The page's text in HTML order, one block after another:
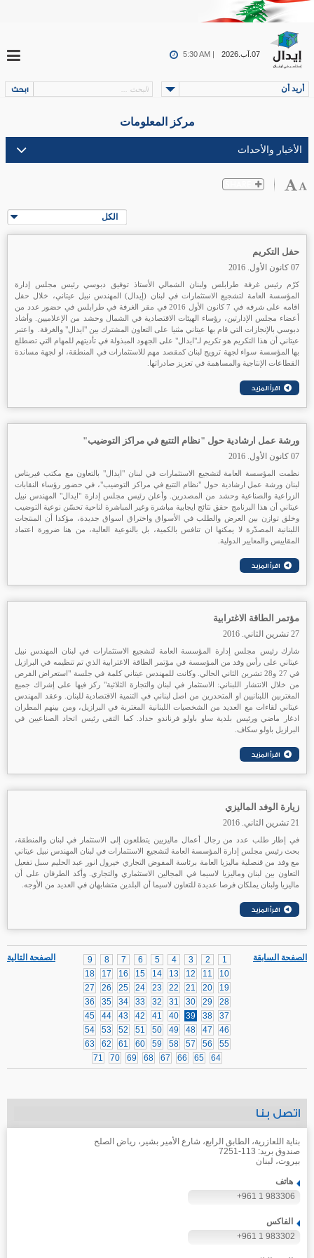
07.آب.2026 5:30 AM |
أريد أن
مركز المعلومات
الكل
حفل التكريم
07 كانون الأول. 2016
كرّم رئيس غرفة طرابلس ولبنان الشمالي الأستاذ توفيق دبوسي رئيس مجلس إدارة
المؤسسة العامة لتشجيع الاستثمارات في لبنان (إيدال) المهندس نبيل عيتاني، خلال حفل
اقامه على شرفه في 7 كانون الأول 2016 في مقر الغرفة في طرابلس في حضور عدد من
أعضاء مجلس الإدارتين، رؤساء الهيئات الاقتصادية في الشمال وحشد من الإعلاميين. وأشاد
دبوسي بالإنجازات التي قام بها عيتاني مثنيا على التعاون المشترك بين "ايدال" والغرفة. واعتبر
عيتاني أن هذا التكريم هو تكريم لـ"ايدال" على الجهود المبذولة في تأديتهم للمهام التي تضطلع
بها المؤسسة سواء لجهة ترويج لبنان كمقصد مهم للاستثمارات في المنطقة، او لجهة مساندة
القطاعات الإنتاجية والمساهمة في تعزيز صادراتها.
ورشة عمل ارشادية حول "نظام التتبع في مراكز التوضيب"
07 كانون الأول. 2016
نظمت المؤسسة العامة لتشجيع الاستثمارات في لبنان "ايدال" بالتعاون مع مكتب فيريتاس
لبنان ورشة عمل ارشادية حول "نظام التتبع في مراكز التوضيب"، في حضور رؤساء النقابات
الزراعية والصناعية وحشد من المصدرين. وأعلن رئيس مجلس إدارة "ايدال" المهندس نبيل
عيتاني أن هذا البرنامج حقق نتائج ايجابية مباشرة وغير المباشرة لناحية تحسّن نوعية التوضيب
وخلق توازن بين العرض والطلب في الأسواق واختراق اسواق جديدة، مؤكدا أن المنتجات
اللبنانية المصدّرة لا يمكنها ان تنافس بالكمية، بل بالنوعية العالية، من هنا ضرورة اعتماد
المقاييس والمعايير الدولية.
مؤتمر الطاقة الاغترابية
27 تشرين الثاني. 2016
شارك رئيس مجلس إدارة المؤسسة العامة لتشجيع الاستثمارات في لبنان المهندس نبيل
عيتاني على رأس وفد من المؤسسة في مؤتمر الطاقة الاغترابية الذي تم تنظيمه في البرازيل
في 27 و28 تشرين الثاني الحالي. وكانت للمهندس عيتاني كلمة في جلسة "استعراض الفرص
من خلال الانتشار اللبناني: الاستثمار في لبنان والتجارة الثلاثية" ركز فيها على إشراك جميع
المغتربين اللبنانيين او المتحدرين من اصل لبناني في التنمية الاقتصادية للبنان. وعقد المهندس
عيتاني لقاءات مع العديد من الشخصيات اللبنانية المغتربة في البرازيل، ومن بينهم المطران
ادغار ماضي ورئيس بلدية ساو باولو فرناندو حداد. كما التقى رئيس اتحاد الصناعيين في
البرازيل باولو سكاف.
زيارة الوفد الماليزي
21 تشرين الثاني. 2016
في إطار طلب عدد من رجال أعمال ماليزيين يتطلعون إلى الاستثمار في لبنان والمنطقة،
بحث رئيس مجلس إدارة المؤسسة العامة لتشجيع الاستثمارات في لبنان المهندس نبيل عيتاني
مع وفد من قنصلية ماليزيا العامة برئاسة المفوض التجاري خيرول انور عبد الحليم سبل تفعيل
التعاون بين لبنان وماليزيا لاسيما في المجالين الاستثماري والتجاري. وأكد الطرفان على أن
ماليزيا ولبنان يملكان فرصا عديدة للتعاون لاسيما أن البلدين متشابهان في العديد من الأوجه.
الصفحة التالية 1
2
3
4
5
6
7
8
9
10
11
12
13
14
15
16
17
18
19
20
21
22
23
24
25
26
27
28
29
30
31
32
33
34
35
36
37
38
39
40
41
42
43
44
45
46
47
48
49
50
51
52
53
54
55
56
57
58
59
60
61
62
63
64
65
66
67
68
69
70
71
الصفحة السابقة
اتصل بنا
بناية اللعازرية، الطابق الرابع، شارع الأمير بشير، رياض الصلح
صندوق بريد: 113-7251
بيروت، لبنان
هاتف
+961 1 983306
الفاكس
+961 1 983302